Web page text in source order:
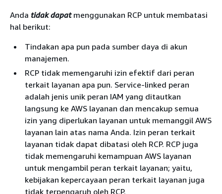
Anda tidak dapatmenggunakan RCP untuk membatasi
hal berikut:
Tindakan apa pun pada sumber daya di akun
manajemen.
RCP tidak memengaruhi izin efektif dari peran
terkait layanan apa pun. Service-linked peran
adalah jenis unik peran IAM yang ditautkan
langsung ke AWS layanan dan mencakup semua
izin yang diperlukan layanan untuk memanggil AWS
layanan lain atas nama Anda. Izin peran terkait
layanan tidak dapat dibatasi oleh RCP. RCP juga
tidak memengaruhi kemampuan AWS layanan
untuk mengambil peran terkait layanan; yaitu,
kebijakan kepercayaan peran terkait layanan juga
tidak terpengaruh oleh RCP.